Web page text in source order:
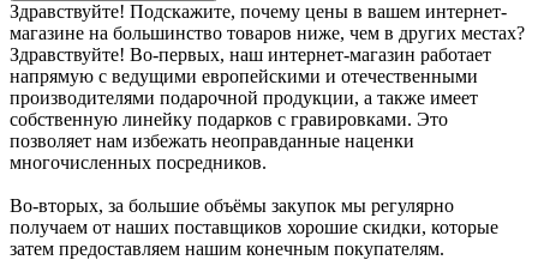
Здравствуйте! Подскажите, почему цены в вашем интернет-
магазине на большинство товаров ниже, чем в других местах?
Здравствуйте! Во-первых, наш интернет-магазин работает
напрямую с ведущими европейскими и отечественными
производителями подарочной продукции, а также имеет
собственную линейку подарков с гравировками. Это
позволяет нам избежать неоправданные наценки
многочисленных посредников.
Во-вторых, за большие объёмы закупок мы регулярно
получаем от наших поставщиков хорошие скидки, которые
затем предоставляем нашим конечным покупателям.